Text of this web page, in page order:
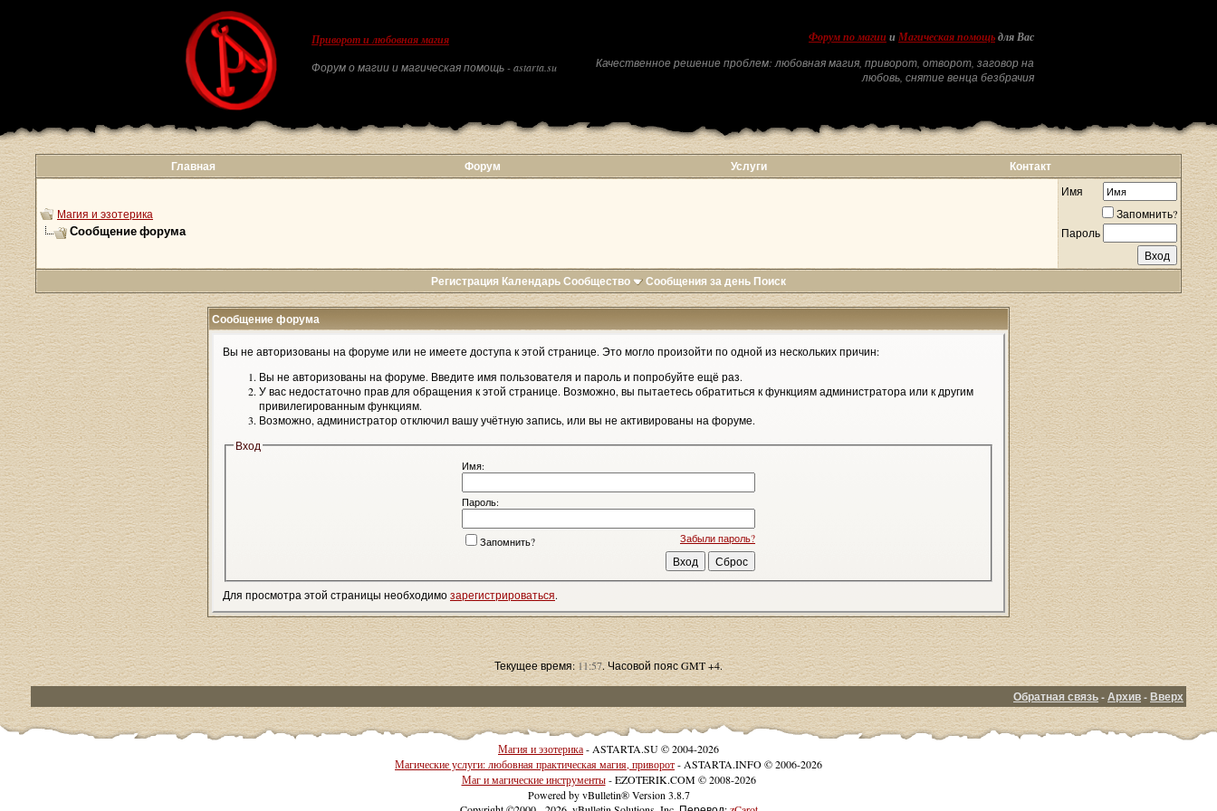
Приворот и любовная магия
Форум о магии и магическая помощь - astarta.su
Форум по магии и Магическая помощь для Вас
Качественное решение проблем: любовная магия, приворот, отворот, заговор на
любовь, снятие венца безбрачия
Главная Форум Услуги Контакт
Магия и эзотерика
Сообщение форума
Имя
Запомнить?
Пароль
Регистрация КалендарьСообщество Сообщения за день Поиск
Сообщение форума
Вы не авторизованы на форуме или не имеете доступа к этой странице. Это могло произойти по одной из нескольких причин:
Вы не авторизованы на форуме. Введите имя пользователя и пароль и попробуйте ещё раз.
У вас недостаточно прав для обращения к этой странице. Возможно, вы пытаетесь обратиться к функциям администратора или к другим
привилегированным функциям.
Возможно, администратор отключил вашу учётную запись, или вы не активированы на форуме.
Вход
Имя:
Пароль:
Забыли пароль?
Запомнить?
Для просмотра этой страницы необходимозарегистрироваться.
Текущее время:11:57. Часовой пояс GMT +4.
Обратная связь-Архив-Вверх
Магия и эзотерика- ASTARTA.SU © 2004-2026
Магические услуги: любовная практическая магия, приворот- ASTARTA.INFO © 2006-2026
Маг и магические инструменты- EZOTERIK.COM © 2008-2026
Powered by vBulletin® Version 3.8.7